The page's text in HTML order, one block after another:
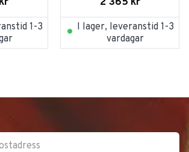
1-3
I lager, leveranstid 1-3
vardagar